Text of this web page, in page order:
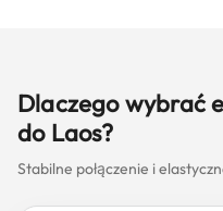
Dlaczego wybrać
do Laos?
Stabilne połączenie i